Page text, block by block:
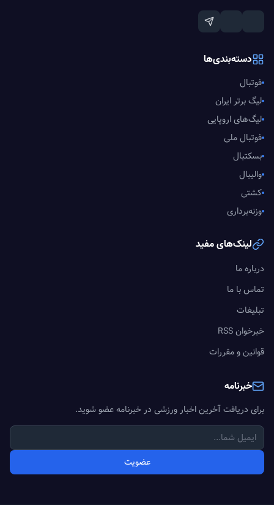
دسته‌بندی‌ها
فوتبال
لیگ برتر ایران
لیگ‌های اروپایی
فوتبال ملی
بسکتبال
والیبال
کشتی
وزنه‌برداری
لینک‌های مفید
درباره ما
تماس با ما
تبلیغات
خبرخوان RSS
قوانین و مقررات
خبرنامه
برای دریافت آخرین اخبار ورزشی در خبرنامه عضو شوید.
عضویت